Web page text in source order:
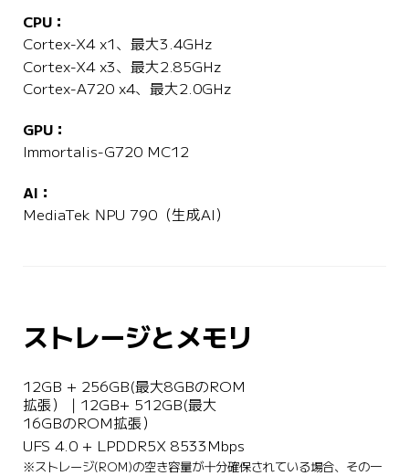
CPU：
Cortex-X4 x1、最大3.4GHz
Cortex-X4 x3、最大2.85GHz
Cortex-A720 x4、最大2.0GHz
GPU：
Immortalis-G720 MC12
AI：
MediaTek NPU 790（生成AI）
ストレージとメモリ
12GB + 256GB(最大8GBのROM
拡張） | 12GB+ 512GB(最大
16GBのROM拡張）
UFS 4.0 + LPDDR5X 8533Mbps
※ストレージ(ROM)の空き容量が十分確保されている場合、その一